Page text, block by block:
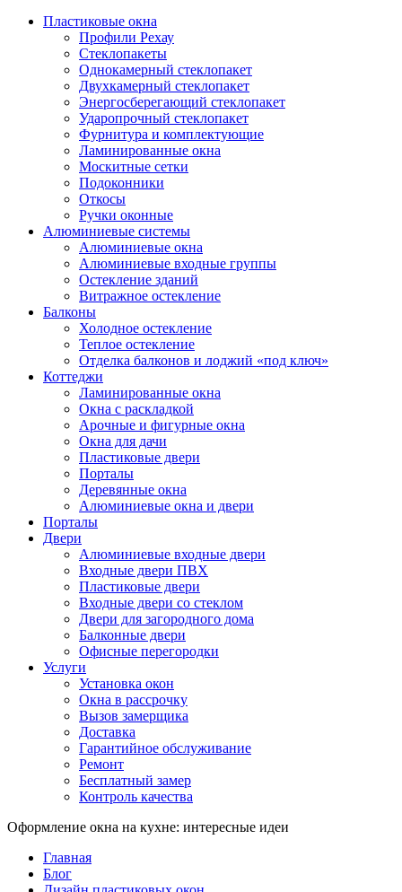
Пластиковые окна
Профили Рехау
Стеклопакеты
Однокамерный стеклопакет
Двухкамерный стеклопакет
Энергосберегающий стеклопакет
Ударопрочный стеклопакет
Фурнитура и комплектующие
Ламинированные окна
Москитные сетки
Подоконники
Откосы
Ручки оконные
Алюминиевые системы
Алюминиевые окна
Алюминиевые входные группы
Остекление зданий
Витражное остекление
Балконы
Холодное остекление
Теплое остекление
Отделка балконов и лоджий «под ключ»
Коттеджи
Ламинированные окна
Окна с раскладкой
Арочные и фигурные окна
Окна для дачи
Пластиковые двери
Порталы
Деревянные окна
Алюминиевые окна и двери
Порталы
Двери
Алюминиевые входные двери
Входные двери ПВХ
Пластиковые двери
Входные двери со стеклом
Двери для загородного дома
Балконные двери
Офисные перегородки
Услуги
Установка окон
Окна в рассрочку
Вызов замерщика
Доставка
Гарантийное обслуживание
Ремонт
Бесплатный замер
Контроль качества
Оформление окна на кухне: интересные идеи
Главная
Блог